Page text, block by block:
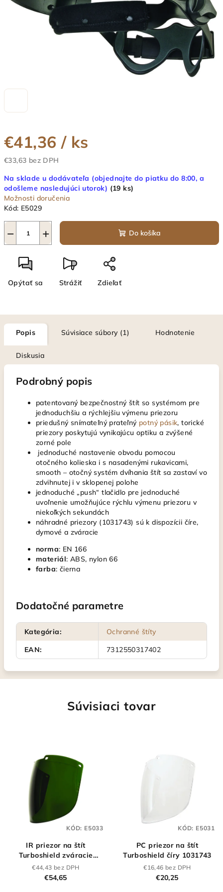
€41,36 / ks
€33,63 bez DPH
cena:
Na sklade u dodávateľa (objednajte do piatku do 8:00, a
odošleme nasledujúci utorok) (19 ks)
Možnosti doručenia
Kód: E5029
+
− Do košíka
Opýtať sa Strážiť Zdieľať
Popis Súvisiace súbory (1) Hodnotenie
Diskusia
Podrobný popis
patentovaný bezpečnostný štít so systémom pre
jednoduchšiu a rýchlejšiu výmenu priezoru
priedušný snímateľný prateľný potný pásik, torické
priezory poskytujú vynikajúcu optiku a zvýšené
zorné pole
jednoduché nastavenie obvodu pomocou
otočného kolieska i s nasadenými rukavicami,
smooth – otočný systém dvíhania štít sa zastaví vo
zdvihnutej i v sklopenej polohe
jednoduché „push“ tlačidlo pre jednoduché
uvoľnenie umožňujúce rýchlu výmenu priezoru v
niekoľkých sekundách
náhradné priezory (1031743) sú k dispozícii číre,
dymové a zváracie
norma: EN 166
materiál: ABS, nylon 66
farba: čierna
Dodatočné parametre
Kategória:
Ochranné štíty
EAN: 7312550317402
Súvisiaci tovar
IR priezor na štít
Turboshield zváracie
1031748
€44,43 bez DPH
€54,65
KÓD: E5033
PC priezor na štít
Turboshield číry 1031743
€16,46 bez DPH
€20,25
KÓD: E5031